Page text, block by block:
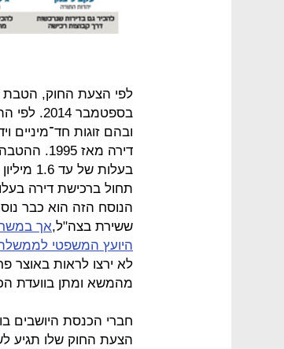
דירה מאז
בעלות
תחול ברכישת דירה בעלות של עד
הנוסח הזה הוא כבר
ששירת בצה"ל,אך
היועץ המשפטי
לא ירצו לראות באוצר
מהמשא ומתן בוועדת
חברי הכנסת היושבים
הצעת החוק שלו תגיע